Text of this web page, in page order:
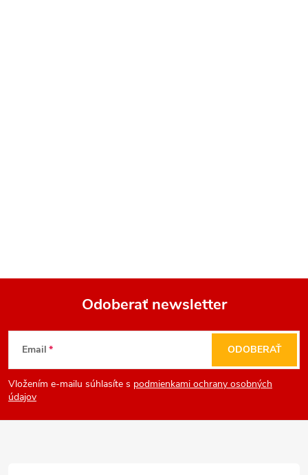
Z
á
p
Odoberať newsletter
Email
Vložením e-mailu súhlasíte s podmienkami ochrany osobných
údajov
ODOBERAŤ